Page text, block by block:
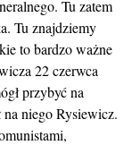
Tu zatem
Tu znajdziemy
to bardzo ważne
22 czerwca
przybyć na
niego Rysiewicz.